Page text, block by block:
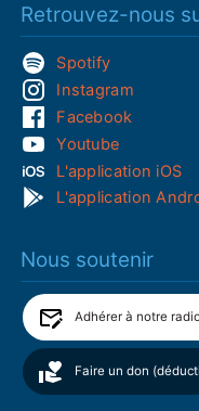
Retrouvez-nous
Spotify
Instagram
Facebook
Youtube
L'application iOS
L'application
Nous soutenir
Adhérer à notre
Faire un don